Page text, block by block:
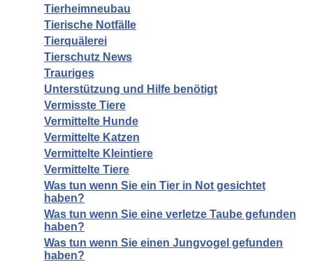
Tierheimneubau
Tierische Notfälle
Tierquälerei
Tierschutz News
Trauriges
Unterstützung und Hilfe benötigt
Vermisste Tiere
Vermittelte Hunde
Vermittelte Katzen
Vermittelte Kleintiere
Vermittelte Tiere
Was tun wenn Sie ein Tier in Not gesichtet
haben?
Was tun wenn Sie eine verletze Taube gefunden
haben?
Was tun wenn Sie einen Jungvogel gefunden
haben?